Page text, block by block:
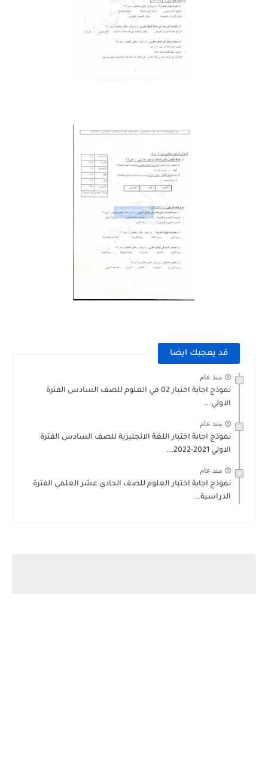
قد يعجبك ايضا
منذ عام
نموذج اجابة اختبار 02 في العلوم للصف السادس الفترة
الاولي...
منذ عام
نموذج اجابة اختبار اللغة الانجليزية للصف السادس الفترة
الاولي 2021-2022...
منذ عام
نموذج اجابة اختبار العلوم للصف الحادي عشر العلمي الفترة
الدراسية...